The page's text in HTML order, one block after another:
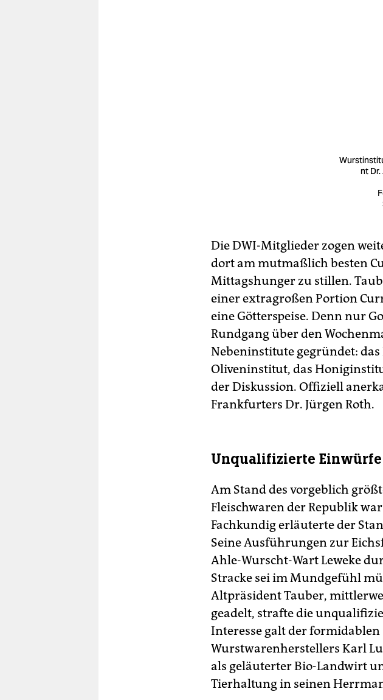
nt
Die DWI-Mitglieder zogen
dort am mutmaßlich besten
Mittagshunger zu stillen.
einer extragroßen Portion
eine Götterspeise. Denn nur
Rundgang über den
Nebeninstitute gegründet:
Oliveninstitut, das
der Diskussion. Offiziell
Frankfurters Dr. Jürgen Roth.
Unqualifizierte Einwürfe
Am Stand des vorgeblich
Fleischwaren der Republik
Fachkundig erläuterte der
Seine Ausführungen zur
Ahle-Wurscht-Wart Leweke
Stracke sei im Mundgefühl
Altpräsident Tauber,
geadelt, strafte die
Interesse galt der
Wurstwarenherstellers Karl
als geläuterter Bio-Landwirt
Tierhaltung in seinen